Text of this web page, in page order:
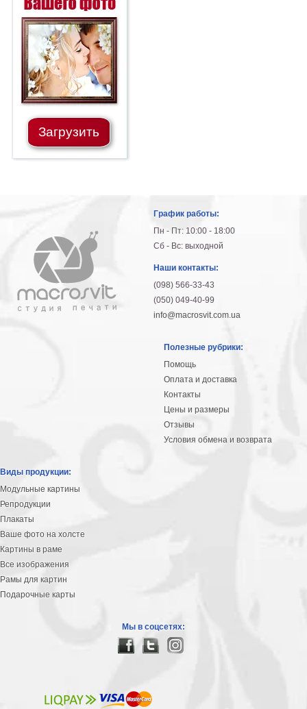
Загрузить
График работы:
Пн - Пт: 10:00 - 18:00
Сб - Вс: выходной
Наши контакты:
(098) 566-33-43
(050) 049-40-99
info@macrosvit.com.ua
Полезные рубрики:
Помощь
Оплата и доставка
Контакты
Цены и размеры
Отзывы
Условия обмена и возврата
Виды продукции:
Модульные картины
Репродукции
Плакаты
Ваше фото на холсте
Картины в раме
Все изображения
Рамы для картин
Подарочные карты
Мы в соцсетях: